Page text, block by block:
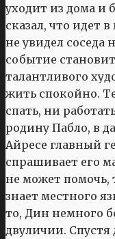
уходит из дома и
сказал, что идет
не увидел соседа
событие
талантливого
жить спокойно.
спать, ни
родину Пабло, в
Айресе главный
спрашивает его
не может помочь,
знает местного
то, Дин немного
двуличии.